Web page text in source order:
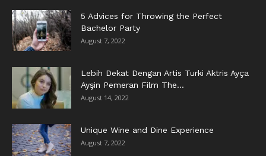
5 Advices for Throwing the Perfect
Bachelor Party
August 7, 2022
Lebih Dekat Dengan Artis Turki Aktris Ayça
Ayşin Pemeran Film The...
August 14, 2022
Unique Wine and Dine Experience
August 7, 2022